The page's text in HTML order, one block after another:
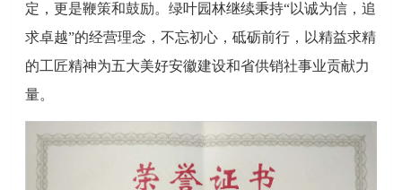
定，更是鞭策和鼓励。绿叶园林继续秉持“以诚为信，追
求卓越”的经营理念，不忘初心，砥砺前行，以精益求精
的工匠精神为五大美好安徽建设和省供销社事业贡献力
量。